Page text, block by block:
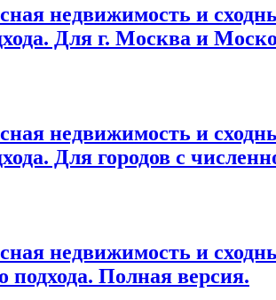
недвижимость и
Для г. Москва и
недвижимость и
Для городов с
недвижимость и
подхода. Полная версия.